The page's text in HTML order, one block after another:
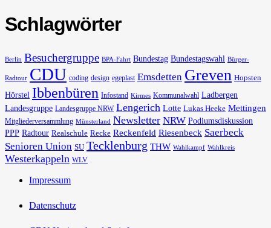
Schlagwörter
Berlin Besuchergruppe BPA-Fahrt Bundestag Bundestagswahl Bürger-
Radtour CDU coding design egeplast Emsdetten Greven Hopsten
Hörstel Ibbenbüren Infostand Kirmes Kommunalwahl Ladbergen
Landesgruppe Landesgruppe NRW Lengerich Lotte Lukas Heeke Mettingen
Mitgliederversammlung Münsterland Newsletter NRW Podiumsdiskussion
PPP Radtour Realschule Recke Reckenfeld Riesenbeck Saerbeck
Senioren Union SU Tecklenburg THW Wahlkampf Wahlkreis
Westerkappeln WLV
Impressum
Datenschutz